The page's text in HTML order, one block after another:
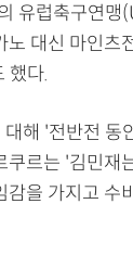
유럽축구연맹
대신 마인츠
했다.
해 '전반전 동
르는 '김민재
을 가지고 수